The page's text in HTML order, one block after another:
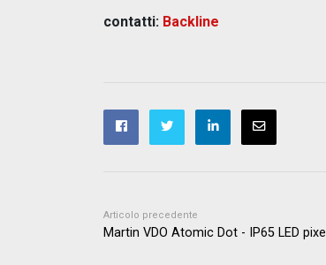
contatti: Backline
Articolo precedente
Martin VDO Atomic Dot - IP65 LED pixel